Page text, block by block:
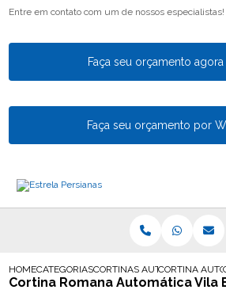
Entre em contato com um de nossos especialistas!
Faça seu orçamento
Faça seu orçamento por
HOMECATEGORIASCORTINAS AUTOMATICAS
CORTINA
Cortina Romana Automática Vila